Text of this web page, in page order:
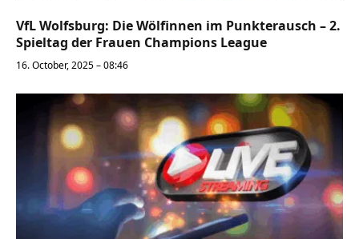
VfL Wolfsburg: Die Wölfinnen im Punkterausch – 2.
Spieltag der Frauen Champions League
16. October, 2025 – 08:46